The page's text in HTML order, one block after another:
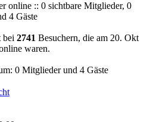
online :: 0 sichtbare Mitglieder, 0
4 Gäste
bei 2741 Besuchern, die am 20. Okt
waren.
0 Mitglieder und 4 Gäste